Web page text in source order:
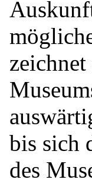
bis sich
des